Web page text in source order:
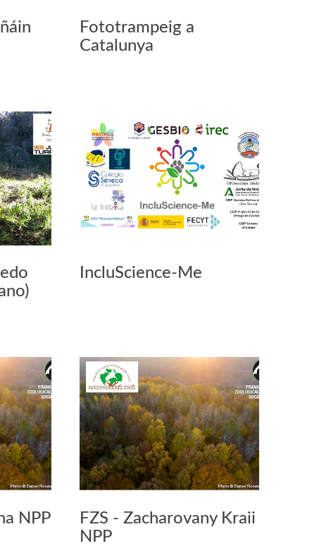
Fototrampeig a
Catalunya
IncluScience-Me
NPP
FZS - Zacharovany Kraii
NPP